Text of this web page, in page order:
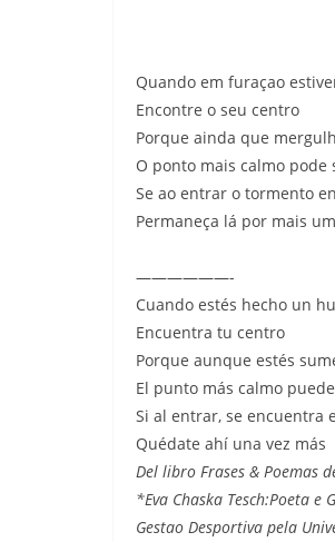
Quando em furaçao
Encontre o seu centro
Porque ainda que
O ponto mais calmo pode
Se ao entrar o tormento
Permaneça lá por mais
——————-
Cuando estés hecho un
Encuentra tu centro
Porque aunque estés
El punto más calmo
Si al entrar, se encuentra
Quédate ahí una vez más
Del libro Frases & Poemas
*Eva Chaska Tesch:Poeta
Gestao Desportiva pela